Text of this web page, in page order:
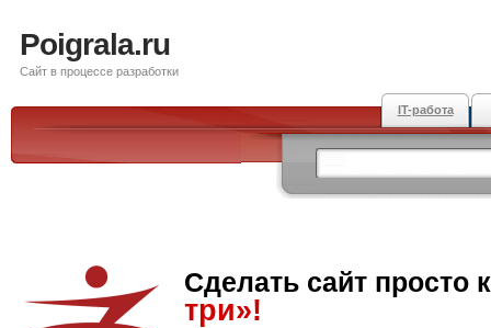
Poigrala.ru
Сайт в процессе разработки
IT-работа
Сделать сайт просто
три»!